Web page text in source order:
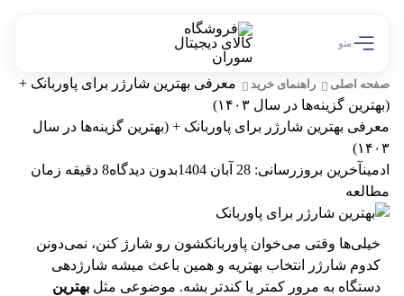
منو
صفحه اصلی راهنمای خرید
معرفی بهترین شارژر برای پاوربانک +
(بهترین گزینه‌ها در سال ۱۴۰۳)
معرفی بهترین شارژر برای پاوربانک + (بهترین گزینه‌ها در سال
۱۴۰۳)
ادمینآخرین بروزرسانی: 28 آبان 1404 بدون دیدگاه 8 دقیقه زمان
مطالعه
خیلی‌ها وقتی می‌خوان پاوربانکشون رو شارژ کنن، نمی‌دونن
کدوم شارژر انتخاب بهتریه و همین باعث میشه شارژدهی
دستگاه به مرور کمتر یا کندتر بشه. موضوعی مثل بهترین